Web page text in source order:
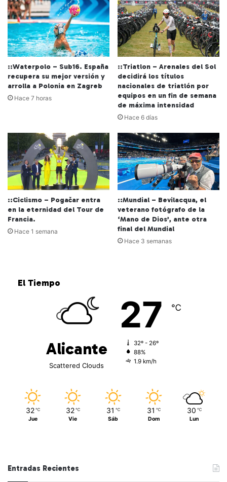
::Waterpolo – Sub16. España
recupera su mejor versión y
arrolla a Polonia en Zagreb
Hace 7 horas
::Triatlon – Arenales del Sol
decidirá los títulos
nacionales de triatlón por
equipos en un fin de semana
de máxima intensidad
Hace 6 días
::Ciclismo – Pogačar entra
en la eternidad del Tour de
Francia.
Hace 1 semana
::Mundial – Bevilacqua, el
veterano fotógrafo de la
‘Mano de Dios’, ante otra
final del Mundial
Hace 3 semanas
El Tiempo
Alicante
Scattered Clouds
27 ℃
32º - 26º
88%
1.9 km/h
32 ℃
Jue
32 ℃
Vie
31 ℃
Sáb
31 ℃
Dom
30 ℃
Lun
Entradas Recientes